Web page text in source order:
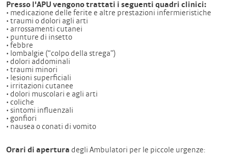
Presso l'APU vengono trattati i seguenti quadri clinici:
• medicazione delle ferite e altre prestazioni infermieristiche
• traumi o dolori agli arti
• arrossamenti cutanei
• punture di insetto
• febbre
• lombalgie (“colpo della strega”)
• dolori addominali
• traumi minori
• lesioni superficiali
• irritazioni cutanee
• dolori muscolari e agli arti
• coliche
• sintomi influenzali
• gonfiori
• nausea o conati di vomito
Orari di apertura degli Ambulatori per le piccole urgenze: